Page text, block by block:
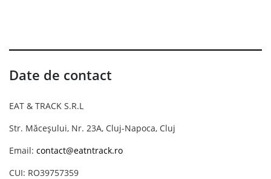
Date de contact
EAT & TRACK S.R.L
Str. Măceșului, Nr. 23A, Cluj-Napoca, Cluj
Email: contact@eatntrack.ro
CUI: RO39757359